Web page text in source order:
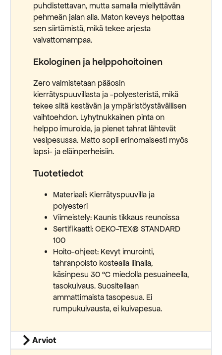
puhdistettavan, mutta samalla miellyttävän
pehmeän jalan alla. Maton keveys helpottaa
sen siirtämistä, mikä tekee arjesta
vaivattomampaa.
Ekologinen ja helppohoitoinen
Zero valmistetaan pääosin
kierrätyspuuvillasta ja -polyesteristä, mikä
tekee siitä kestävän ja ympäristöystävällisen
vaihtoehdon. Lyhytnukkainen pinta on
helppo imuroida, ja pienet tahrat lähtevät
vesipesussa. Matto sopii erinomaisesti myös
lapsi- ja eläinperheisiin.
Tuotetiedot
Materiaali: Kierrätyspuuvilla ja
polyesteri
Viimeistely: Kaunis tikkaus reunoissa
Sertifikaatti: OEKO-TEX® STANDARD
100
Hoito-ohjeet: Kevyt imurointi,
tahranpoisto kostealla liinalla,
käsinpesu 30 °C miedolla pesuaineella,
tasokuivaus. Suositellaan
ammattimaista tasopesua. Ei
rumpukuivausta, ei kuivapesua.
Arviot